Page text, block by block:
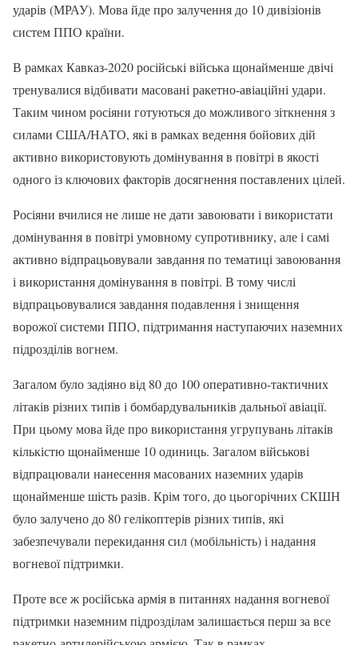
ударів (МРАУ). Мова йде про залучення до 10 дивізіонів
систем ППО країни.
В рамках Кавказ-2020 російські війська щонайменше двічі
тренувалися відбивати масовані ракетно-авіаційні удари.
Таким чином росіяни готуються до можливого зіткнення з
силами США/НАТО, які в рамках ведення бойових дій
активно використовують домінування в повітрі в якості
одного із ключових факторів досягнення поставлених цілей.
Росіяни вчилися не лише не дати завоювати і використати
домінування в повітрі умовному супротивнику, але і самі
активно відпрацьовували завдання по тематиці завоювання
і використання домінування в повітрі. В тому числі
відпрацьовувалися завдання подавлення і знищення
ворожої системи ППО, підтримання наступаючих наземних
підрозділів вогнем.
Загалом було задіяно від 80 до 100 оперативно-тактичних
літаків різних типів і бомбардувальників дальньої авіації.
При цьому мова йде про використання угрупувань літаків
кількістю щонайменше 10 одиниць. Загалом військові
відпрацювали нанесення масованих наземних ударів
щонайменше шість разів. Крім того, до цьогорічних СКШН
було залучено до 80 гелікоптерів різних типів, які
забезпечували перекидання сил (мобільність) і надання
вогневої підтримки.
Проте все ж російська армія в питаннях надання вогневої
підтримки наземним підрозділам залишається перш за все